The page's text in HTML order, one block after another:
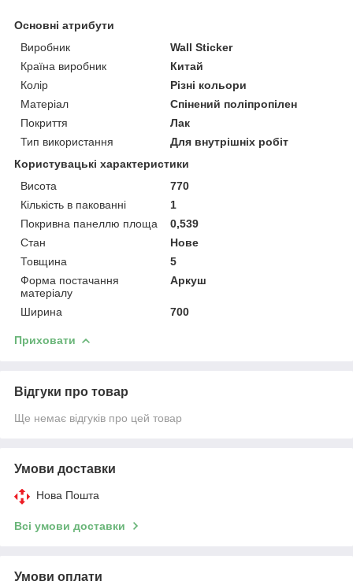
Основні атрибути
Виробник
Wall Sticker
Країна виробник
Китай
Колір
Різні кольори
Матеріал
Спінений поліпропілен
Покриття
Лак
Тип використання
Для внутрішніх робіт
Користувацькі характеристики
Висота
770
Кількість в пакованні
1
Покривна панеллю площа
0,539
Стан
Нове
Товщина
5
Форма постачання
матеріалу
Аркуш
Ширина 700
Приховати
Відгуки про товар
Ще немає відгуків про цей товар
Умови доставки
Нова Пошта
Всі умови доставки
Умови оплати